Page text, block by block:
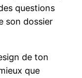
questions
son dossier
de ton
que